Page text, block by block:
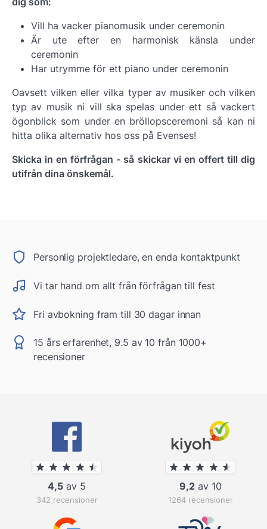
Vill ha vacker pianomusik under ceremonin
Är ute efter en harmonisk känsla under
ceremonin
Har utrymme för ett piano under ceremonin
Oavsett vilken eller vilka typer av musiker och vilken
typ av musik ni vill ska spelas under ett så vackert
ögonblick som under en bröllopsceremoni så kan ni
hitta olika alternativ hos oss på Evenses!
Skicka in en förfrågan - så skickar vi en offert till dig
utifrån dina önskemål.
Personlig projektledare, en enda kontaktpunkt
Vi tar hand om allt från förfrågan till fest
Fri avbokning fram till 30 dagar innan
15 års erfarenhet, 9.5 av 10 från 1000+
recensioner
4,5 av 5
342 recensioner
9,2av 10
1264 recensioner